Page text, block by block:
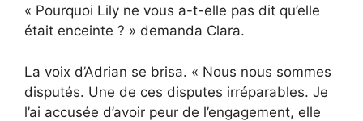
« Pourquoi Lily ne vous a-t-elle pas dit qu’elle
était enceinte ? » demanda Clara.
La voix d’Adrian se brisa. « Nous nous sommes
disputés. Une de ces disputes irréparables. Je
l’ai accusée d’avoir peur de l’engagement, elle